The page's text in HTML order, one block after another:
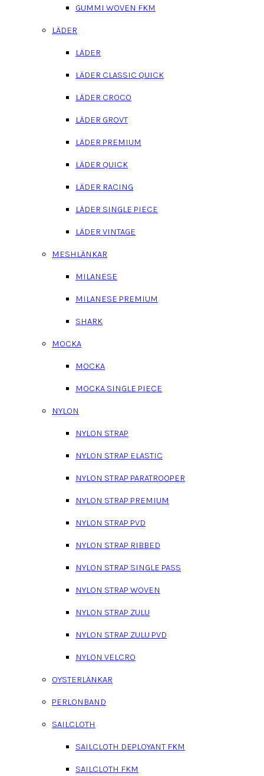
GUMMI WOVEN FKM
LÄDER
LÄDER
LÄDER CLASSIC QUICK
LÄDER CROCO
LÄDER GROVT
LÄDER PREMIUM
LÄDER QUICK
LÄDER RACING
LÄDER SINGLE PIECE
LÄDER VINTAGE
MESHLÄNKAR
MILANESE
MILANESE PREMIUM
SHARK
MOCKA
MOCKA
MOCKA SINGLE PIECE
NYLON
NYLON STRAP
NYLON STRAP ELASTIC
NYLON STRAP PARATROOPER
NYLON STRAP PREMIUM
NYLON STRAP PVD
NYLON STRAP RIBBED
NYLON STRAP SINGLE PASS
NYLON STRAP WOVEN
NYLON STRAP ZULU
NYLON STRAP ZULU PVD
NYLON VELCRO
OYSTERLÄNKAR
PERLONBAND
SAILCLOTH
SAILCLOTH DEPLOYANT FKM
SAILCLOTH FKM